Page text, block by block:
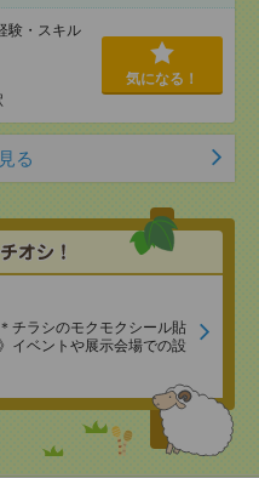
・スキル
気になる！
る
チラシのモクモクシール貼
イベントや展示会場での設